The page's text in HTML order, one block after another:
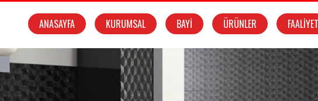
ANASAYFA KURUMSAL BAYİ ÜRÜNLER